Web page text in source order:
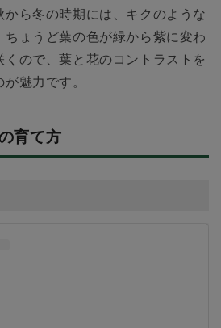
から冬の時期には、キクのような
ょうど葉の色が緑から紫に変わ
くので、葉と花のコントラストを
魅力です。
育て方